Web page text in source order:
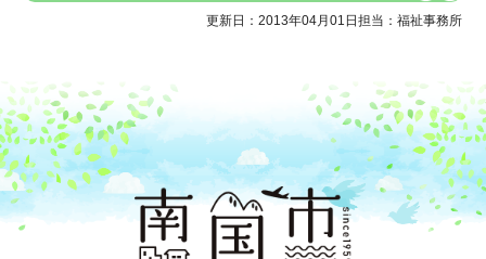
更新日：2013年04月01日 担当：福祉事務所